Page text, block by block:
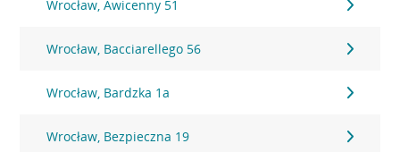
Wrocław, Awicenny 51
Wrocław, Bacciarellego 56
Wrocław, Bardzka 1a
Wrocław, Bezpieczna 19